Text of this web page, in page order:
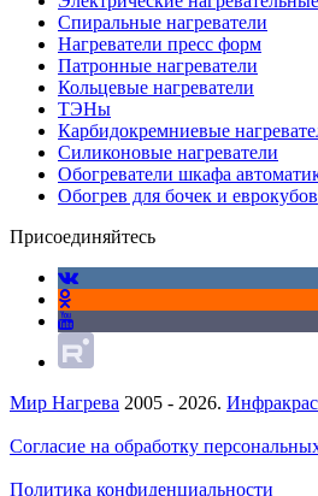
Спиральные нагреватели
Нагреватели пресс форм
Патронные нагреватели
Кольцевые нагреватели
ТЭНы
Карбидокремниевые
Силиконовые нагреватели
Обогреватели шкафа
Обогрев для бочек и еврокубов
Присоединяйтесь
Мир Нагрева 2005 - 2026.
Согласие на обработку
Политика конфиденциальности